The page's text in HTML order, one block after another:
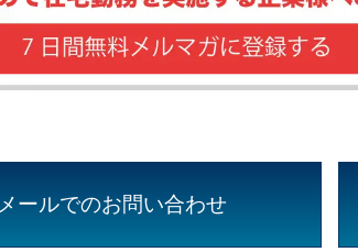
メールでのお問い合わせ